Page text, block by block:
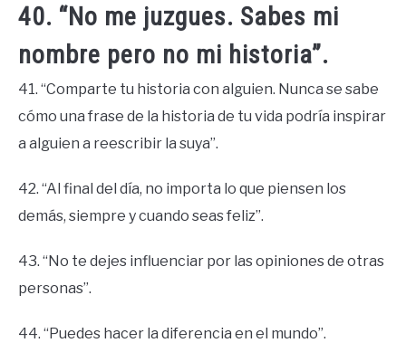
40. “No me juzgues. Sabes mi
nombre pero no mi historia”.
41. “Comparte tu historia con alguien. Nunca se sabe
cómo una frase de la historia de tu vida podría inspirar
a alguien a reescribir la suya”.
42. “Al final del día, no importa lo que piensen los
demás, siempre y cuando seas feliz”.
43. “No te dejes influenciar por las opiniones de otras
personas”.
44. “Puedes hacer la diferencia en el mundo”.